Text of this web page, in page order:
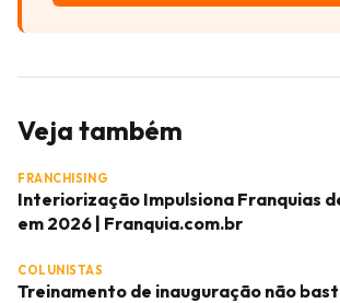
Veja também
FRANCHISING
Interiorização Impulsiona Franquias
em 2026 | Franquia.com.br
COLUNISTAS
Treinamento de inauguração não